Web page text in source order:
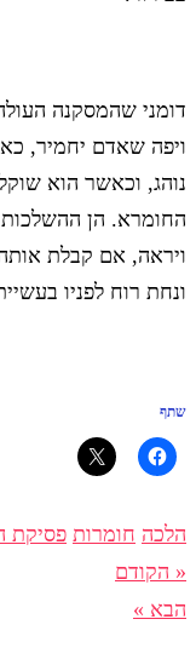
דומני שהמסקנה
ויפה שאדם יחמיר,
נוהג, וכאשר הוא
החומרא. הן
ויראה, אם קבלת
ונחת רוח לפניו
שתף
הלכה חומרות פסיקת
« הקודם
הבא »